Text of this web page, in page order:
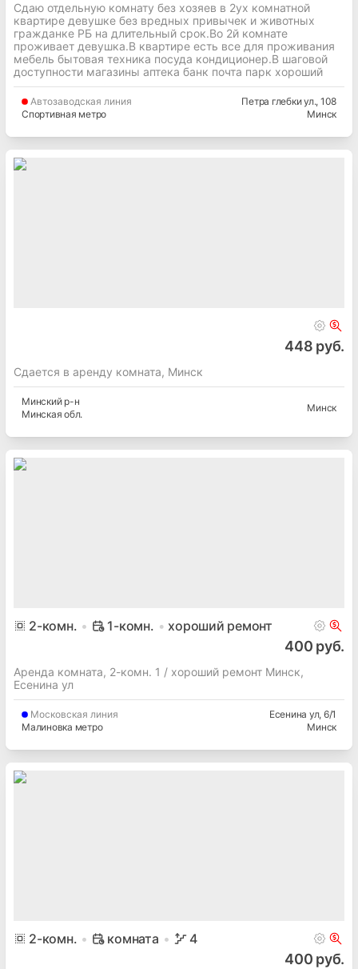
Сдаю отдельную комнату без хозяев в 2ух комнатной
квартире девушке без вредных привычек и животных
гражданке РБ на длительный срок.Во 2й комнате
проживает девушка.В квартире есть все для проживания
мебель бытовая техника посуда кондиционер.В шаговой
доступности магазины аптека банк почта парк хороший
Автозаводская линия
Спортивная метро
Петра глебки ул., 108
Минск
448 руб.
Сдается в аренду комната, Минск
Минскийр-н
Минская обл.
Минск
2-комн. 1-комн. хороший ремонт
400 руб.
Аренда комната, 2-комн. 1 / хороший ремонт Минск,
Есенина ул
Московская линия
Малиновка метро
Есенина ул, 6/1
Минск
2-комн. комната 4
400 руб.